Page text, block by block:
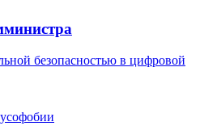
безопасностью в цифровой